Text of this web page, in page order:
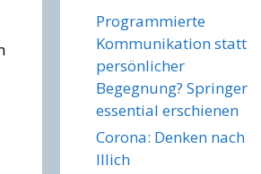
Programmierte
Kommunikation statt
persönlicher
Begegnung? Springer
essential erschienen
Corona: Denken nach
Illich